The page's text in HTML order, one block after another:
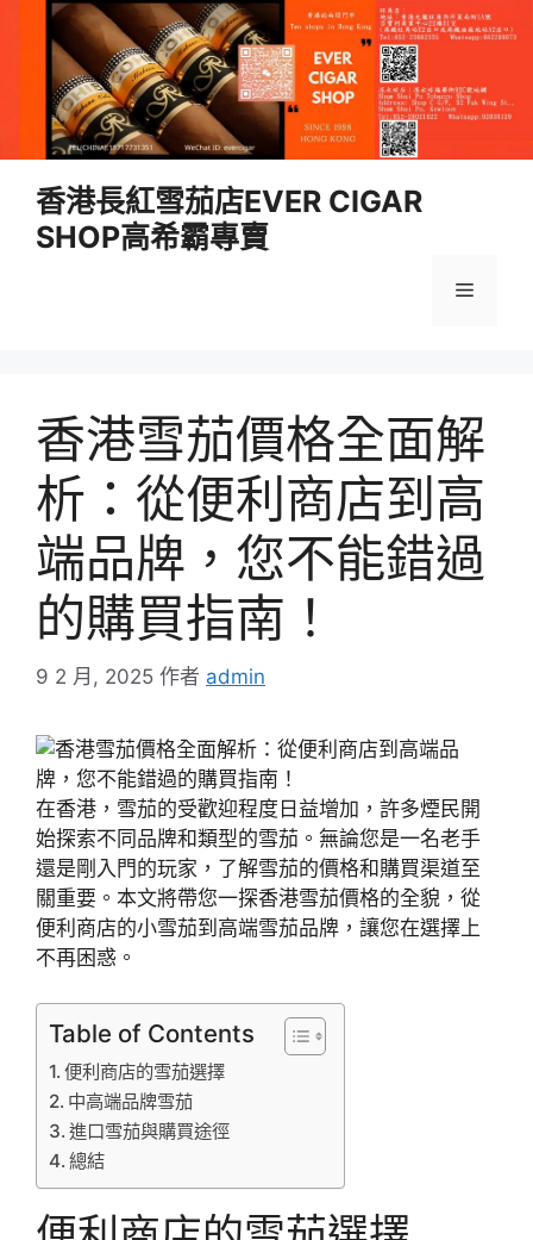
香港長紅雪茄店EVER CIGAR
SHOP高希霸專賣
選
香港雪茄價格全面解
析：從便利商店到高
端品牌，您不能錯過
的購買指南！
9 2 月, 2025 作者 admin
在香港，雪茄的受歡迎程度日益增加，許多煙民開
始探索不同品牌和類型的雪茄。無論您是一名老手
還是剛入門的玩家，了解雪茄的價格和購買渠道至
關重要。本文將帶您一探香港雪茄價格的全貌，從
便利商店的小雪茄到高端雪茄品牌，讓您在選擇上
不再困惑。
Table of Contents
便利商店的雪茄選擇
中高端品牌雪茄
進口雪茄與購買途徑
總結